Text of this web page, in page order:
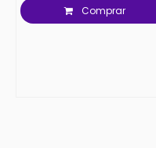
Comprar